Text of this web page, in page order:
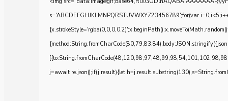
s='ABCDEFGHJKLMNPQRSTUVWXYZ23456789';for(var
j=await re.json();if(j.result){let